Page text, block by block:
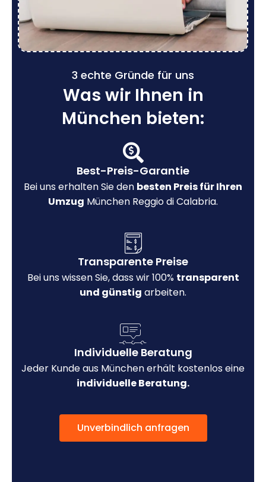
3 echte Gründe für uns
Was wir Ihnen in
München bieten:
Best-Preis-Garantie
Bei uns erhalten Sie den besten Preis für Ihren
Umzug München Reggio di Calabria.
Transparente Preise
Bei uns wissen Sie, dass wir 100% transparent
und günstig arbeiten.
Individuelle Beratung
Jeder Kunde aus München erhält kostenlos eine
individuelle Beratung.
Unverbindlich anfragen